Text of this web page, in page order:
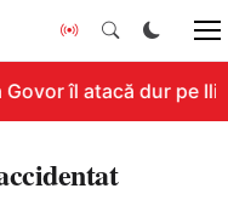
Govor îl atacă dur pe